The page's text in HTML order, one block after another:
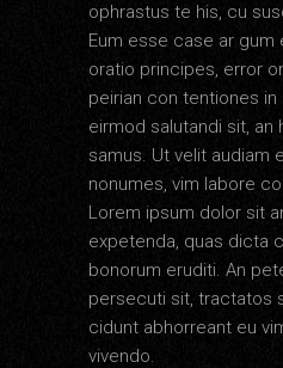
ophrastus te his, cu
Eum esse case ar gum
oratio principes, error
peirian con tentiones in
eirmod salutandi sit, an
samus. Ut velit audiam
nonumes, vim labore
Lorem ipsum dolor sit
expetenda, quas dicta
bonorum eruditi. An
persecuti sit, tractatos
cidunt abhorreant eu
vivendo.